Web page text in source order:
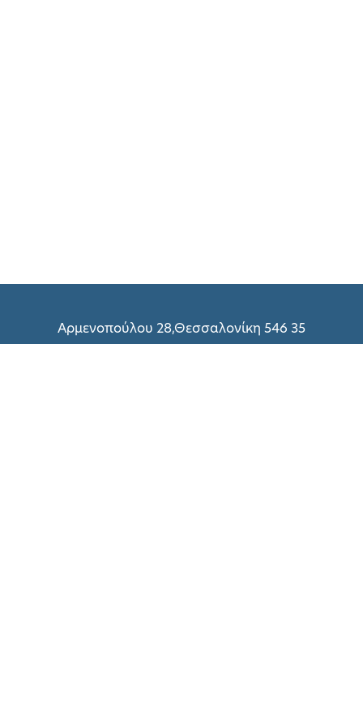
Αρμενοπούλου 28,Θεσσαλονίκη 546 35